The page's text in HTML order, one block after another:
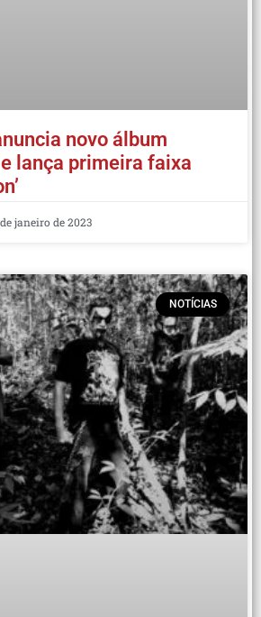
novo álbum
e lança primeira faixa
janeiro de 2023
NOTÍCIAS